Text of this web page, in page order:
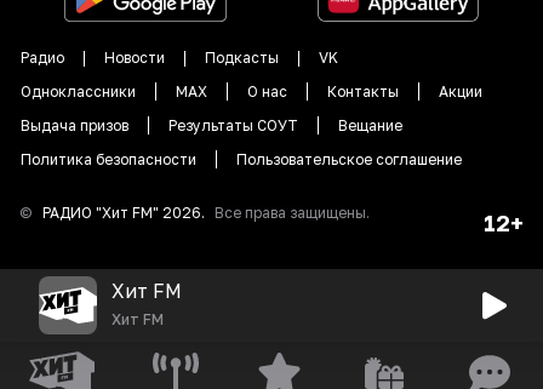
Радио Новости Подкасты
VK
Одноклассники
MAX О нас Контакты
Акции
Выдача призов
Результаты СОУТ
Вещание
Политика безопасности
Пользовательское соглашение
© РАДИО "Хит FM" 2026. Все права защищены. 12+
Хит FM
Хит FM